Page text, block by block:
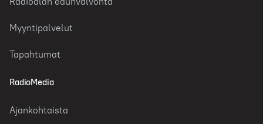
Myyntipalvelut
Tapahtumat
RadioMedia
Ajankohtaista